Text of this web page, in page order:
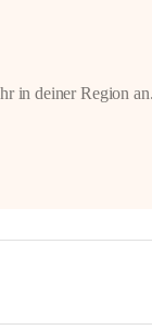
in deiner Region